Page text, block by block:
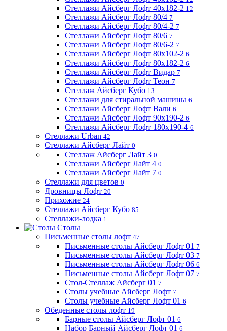
Стеллажи Айсберг Лофт 40х182-2 12
Стеллажи Айсберг Лофт 80/4 7
Стеллажи Айсберг Лофт 80/4-2 7
Стеллажи Айсберг Лофт 80/6 7
Стеллажи Айсберг Лофт 80/6-2 7
Стеллажи Айсберг Лофт 80х102-2 6
Стеллажи Айсберг Лофт 80х182-2 6
Стеллажи Айсберг Лофт Видар 7
Стеллажи Айсберг Лофт Теон 7
Стеллаж Айсберг Кубо 13
Стеллажи для стиральной машины 6
Стеллажи Айсберг Лофт Вали 6
Стеллажи Айсберг Лофт 90х190-2 6
Стеллажи Айсберг Лофт 180х190-4 6
Стеллажи Urban 42
Стеллажи Айсберг Лайт 0
Стеллаж Айсберг Лайт 3 0
Стеллажи Айсберг Лайт 4 0
Стеллажи Айсберг Лайт 7 0
Стеллажи для цветов 0
Дровницы Лофт 20
Прихожие 24
Стеллажи Айсберг Кубо 85
Стеллажи-лодка 1
Столы
Письменные столы лофт 47
Письменные столы Айсберг Лофт 01 7
Письменные столы Айсберг Лофт 03 7
Письменные столы Айсберг Лофт 06 6
Письменные столы Айсберг Лофт 07 7
Стол-Стеллаж Айсберг 01 7
Столы учебные Айсберг Лофт 7
Столы учебные Айсберг Лофт 01 6
Обеденные столы лофт 19
Барные столы Айсберг Лофт 01 6
Набор Барный Айсберг Лофт 01 6